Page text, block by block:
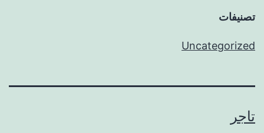
تصنيفات
Uncategorized
تاجر